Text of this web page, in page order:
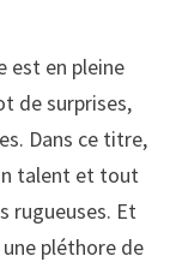
est en pleine
de surprises,
Dans ce titre,
talent et tout
rugueuses. Et
pléthore de